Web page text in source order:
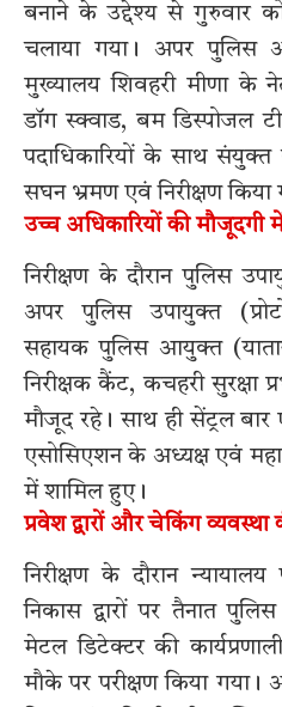
बनाने के उद्देश्य से गुरुवार
चलाया गया। अपर पुलिस
मुख्यालय शिवहरी मीणा के
डॉग स्क्वाड, बम डिस्पोजल
पदाधिकारियों के साथ
सघन भ्रमण एवं निरीक्षण किया
उच्च अधिकारियों की मौजूदगी
निरीक्षण के दौरान पुलिस
अपर पुलिस उपायुक्त
सहायक पुलिस आयुक्त
निरीक्षक कैंट, कचहरी सुरक्षा
मौजूद रहे। साथ ही सेंट्रल
एसोसिएशन के अध्यक्ष एवं
में शामिल हुए।
प्रवेश द्वारों और चेकिंग व्यवस्था
निरीक्षण के दौरान
निकास द्वारों पर तैनात
मेटल डिटेक्टर की
मौके पर परीक्षण किया गया।